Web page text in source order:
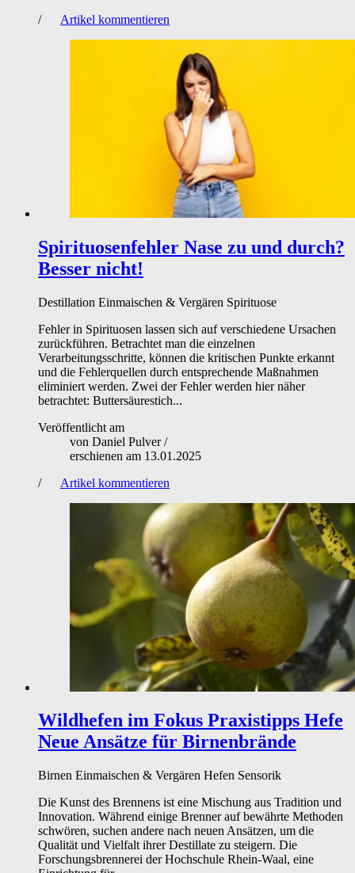
/
Artikel kommentieren
Spirituosenfehler Nase zu und durch?
Besser nicht!
Destillation Einmaischen & Vergären Spirituose
Fehler in Spirituosen lassen sich auf verschiedene Ursachen
zurückführen. Betrachtet man die einzelnen
Verarbeitungsschritte, können die kritischen Punkte erkannt
und die Fehlerquellen durch entsprechende Maßnahmen
eliminiert werden. Zwei der Fehler werden hier näher
betrachtet: Buttersäurestich...
Veröffentlicht am
von Daniel Pulver/
erschienen am 13.01.2025
/
Artikel kommentieren
Wildhefen im Fokus Praxistipps Hefe
Neue Ansätze für Birnenbrände
Birnen Einmaischen & Vergären Hefen Sensorik
Die Kunst des Brennens ist eine Mischung aus Tradition und
Innovation. Während einige Brenner auf bewährte Methoden
schwören, suchen andere nach neuen Ansätzen, um die
Qualität und Vielfalt ihrer Destillate zu steigern. Die
Forschungsbrennerei der Hochschule Rhein-Waal, eine